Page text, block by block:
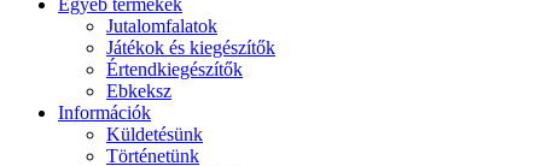
Egyéb termékek
Jutalomfalatok
Játékok és kiegészítők
Értendkiegészítők
Ebkeksz
Információk
Küldetésünk
Történetünk